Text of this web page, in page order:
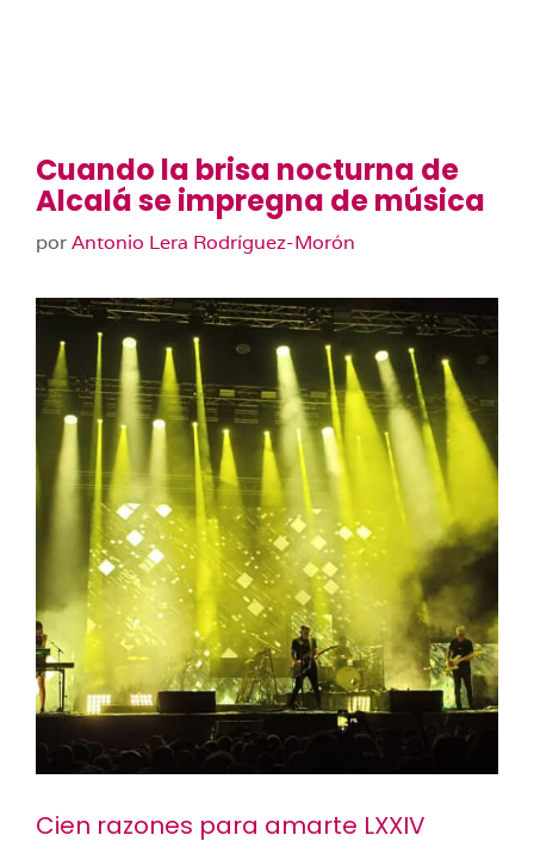
Cuando la brisa nocturna de
Alcalá se impregna de música
porAntonio Lera Rodríguez-Morón
Cien razones para amarte LXXIV